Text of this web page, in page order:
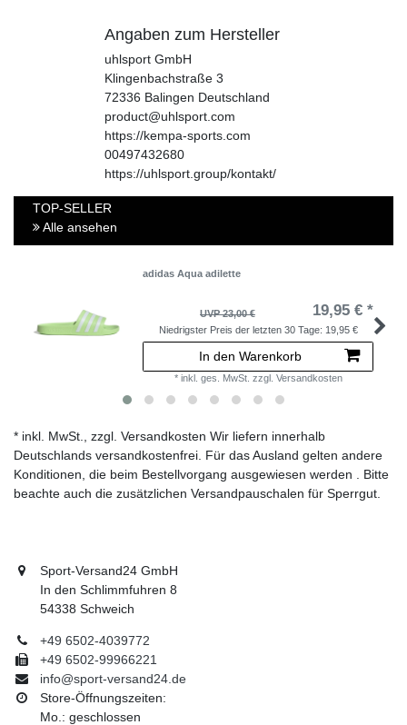
Angaben zum Hersteller
uhlsport GmbH
Klingenbachstraße 3
72336 Balingen Deutschland
product@uhlsport.com
https://kempa-sports.com
00497432680
https://uhlsport.group/kontakt/
TOP-SELLER
Alle ansehen
adidas Aqua adilette
UVP 23,00 € 19,95 € *
Niedrigster Preis der letzten 30 Tage: 19,95 €
In den Warenkorb
* inkl. ges. MwSt. zzgl. Versandkosten
* inkl. MwSt., zzgl. Versandkosten Wir liefern innerhalb
Deutschlands versandkostenfrei. Für das Ausland gelten andere
Konditionen, die beim Bestellvorgang ausgewiesen werden . Bitte
beachte auch die zusätzlichen Versandpauschalen für Sperrgut.
Sport-Versand24 GmbH
In den Schlimmfuhren 8
54338 Schweich
+49 6502-4039772
+49 6502-99966221
info@sport-versand24.de
Store-Öffnungszeiten:
Mo.: geschlossen